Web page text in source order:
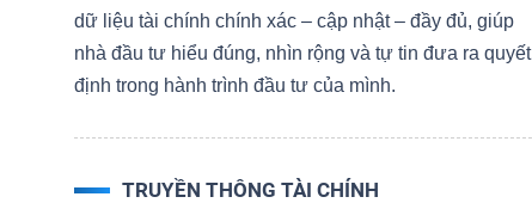
dữ liệu tài chính chính xác – cập nhật – đầy đủ, giúp
nhà đầu tư hiểu đúng, nhìn rộng và tự tin đưa ra quyết
định trong hành trình đầu tư của mình.
TRUYỀN THÔNG TÀI CHÍNH
NGUYÊN
LIỆU